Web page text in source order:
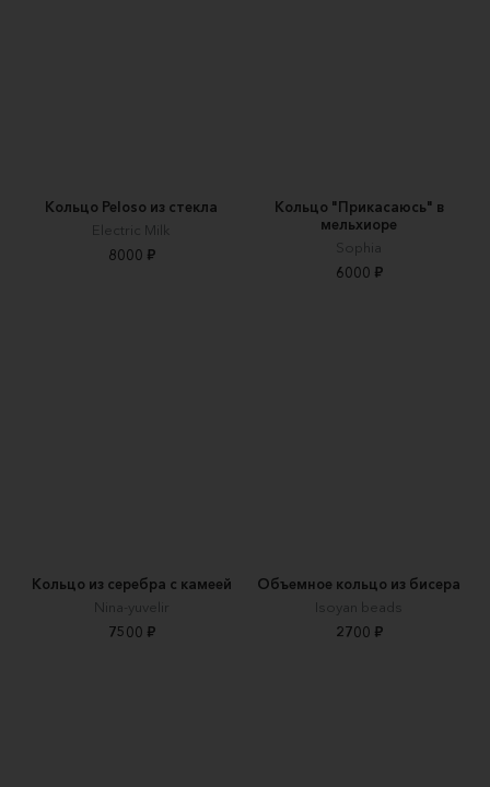
Кольцо Peloso из стекла
Electric Milk
8000 ₽
Кольцо "Прикасаюсь" в
мельхиоре
Sophia
6000 ₽
Кольцо из серебра с камеей
Nina-yuvelir
7500 ₽
Объемное кольцо из бисера
Isoyan beads
2700 ₽